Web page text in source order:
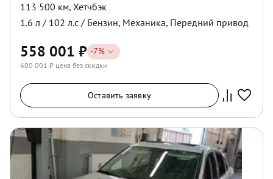
113 500 км, Хетчбэк
1.6 л / 102 л.с / Бензин, Механика, Передний привод
558 001 ₽ -7%
600 001 ₽ цена без скидки
Оставить заявку